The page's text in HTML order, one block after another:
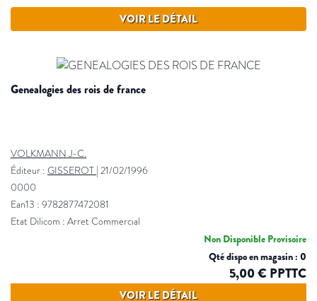
VOIR LE DÉTAIL
genealogies des rois de france
VOLKMANN J-C.
Éditeur : GISSEROT | 21/02/1996
0000
Ean13 : 9782877472081
Etat Dilicom : Arret Commercial
Non Disponible Provisoire
Qté dispo en magasin : 0
5,00 € PPTTC
VOIR LE DÉTAIL